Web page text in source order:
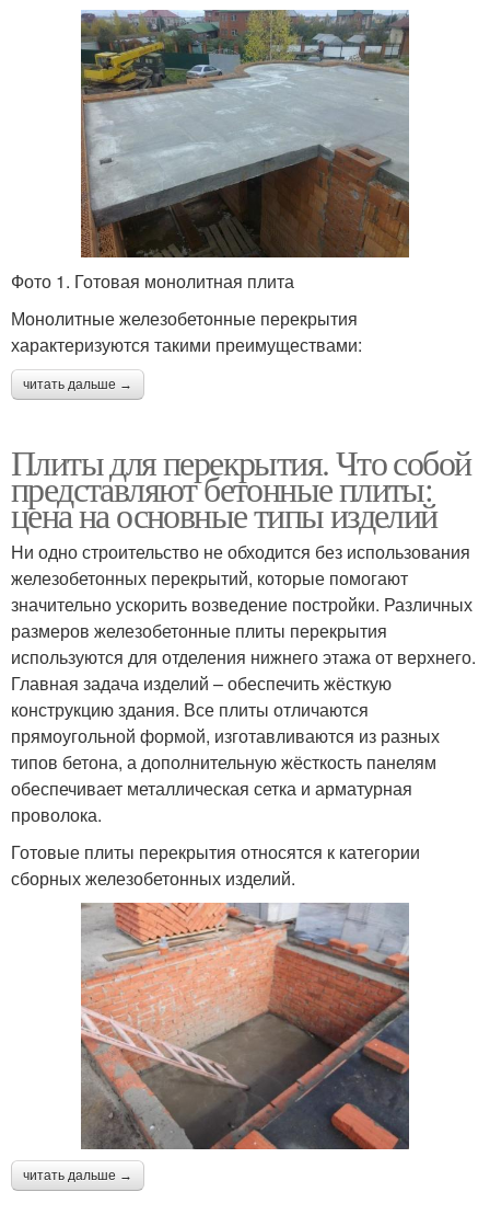
Фото 1. Готовая монолитная плита
Монолитные железобетонные перекрытия
характеризуются такими преимуществами:
читать дальше →
Плиты для перекрытия. Что собой
представляют бетонные плиты:
цена на основные типы изделий
Ни одно строительство не обходится без использования
железобетонных перекрытий, которые помогают
значительно ускорить возведение постройки. Различных
размеров железобетонные плиты перекрытия
используются для отделения нижнего этажа от верхнего.
Главная задача изделий – обеспечить жёсткую
конструкцию здания. Все плиты отличаются
прямоугольной формой, изготавливаются из разных
типов бетона, а дополнительную жёсткость панелям
обеспечивает металлическая сетка и арматурная
проволока.
Готовые плиты перекрытия относятся к категории
сборных железобетонных изделий.
читать дальше →